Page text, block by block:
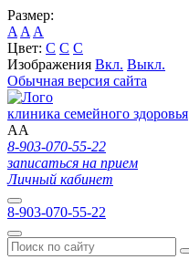
Размер:
A A A
Цвет: C C C
Изображения Вкл. Выкл.
Обычная версия сайта
клиника семейного здоровья
AA
8-903-070-55-22
записаться на прием
Личный кабинет
8-903-070-55-22